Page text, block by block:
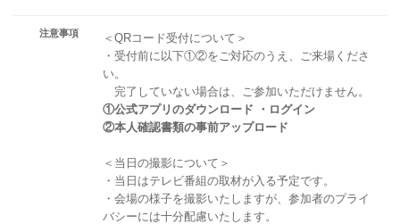
注意事項
＜QRコード受付について＞
・受付前に以下①②をご対応のうえ、ご来場くださ
い。
完了していない場合は、ご参加いただけません。
①公式アプリのダウンロード ・ログイン
②本人確認書類の事前アップロード
＜当日の撮影について＞
・当日はテレビ番組の取材が入る予定です。
・会場の様子を撮影いたしますが、参加者のプライ
バシーには十分配慮いたします。